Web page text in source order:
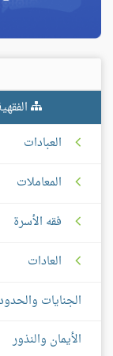
العبادات
المعاملات
فقه الأسرة
العادات
الجنايات
الأيمان والنذور